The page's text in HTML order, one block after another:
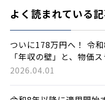
よく読まれている
ついに178万円へ！ 令
「年収の壁」と、物価
2026.04.01